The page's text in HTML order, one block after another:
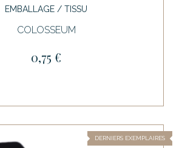
EMBALLAGE / TISSU
COLOSSEUM
0,75 €
DERNIERS EXEMPLAIRES